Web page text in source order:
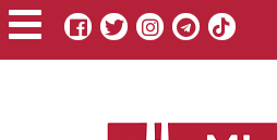
Vés
al
contingut